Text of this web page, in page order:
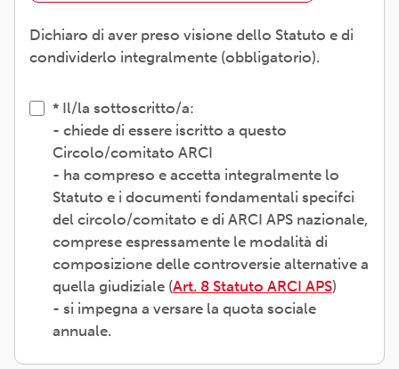
Dichiaro di aver preso visione dello Statuto e di
condividerlo integralmente (obbligatorio).
Il/la sottoscritto/a:
- chiede di essere iscritto a questo
Circolo/comitato ARCI
- ha compreso e accetta integralmente lo
Statuto e i documenti fondamentali specifci
del circolo/comitato e di ARCI APS nazionale,
comprese espressamente le modalità di
composizione delle controversie alternative a
quella giudiziale (Art. 8 Statuto ARCI APS)
- si impegna a versare la quota sociale
annuale.